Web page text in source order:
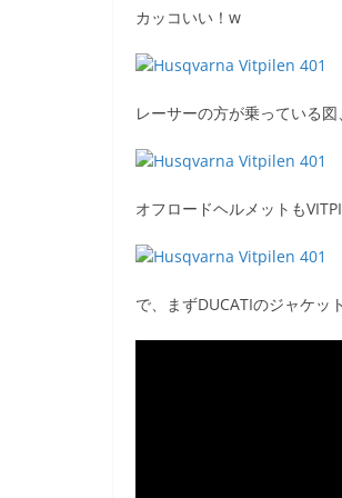
b
o
o
カッコいい！w
レーサーの方が乗っている
オフロードヘルメットも
で、まずDUCATIのジャケッ